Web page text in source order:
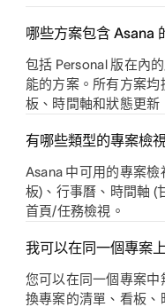
哪些方案包含 Asana
包括 Personal 版在內
能的方案。所有方案
板、時間軸和狀態更新
有哪些類型的專案檢
Asana 中可用的專案
板)、行事曆、時間軸 (
首頁/任務檢視。
我可以在同一個專案
您可以在同一個專案
換專案的清單、看板、